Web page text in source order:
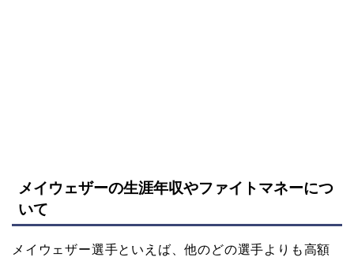
メイウェザーの生涯年収やファイトマネーにつ
いて
メイウェザー選手といえば、他のどの選手よりも高額